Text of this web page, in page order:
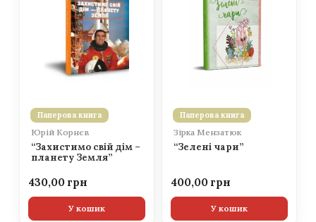
Паперова книга
Юрій Корнєв
“Захистимо свій дім –
планету Земля”
430,00
У кошик
Паперова книга
Зірка Мензатюк
“Зелені чари”
400,00
У кошик